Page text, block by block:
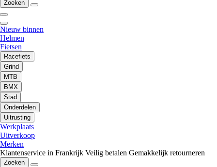
Zoeken
Nieuw binnen
Helmen
Fietsen
Racefiets
Grind
MTB
BMX
Stad
Onderdelen
Uitrusting
Werkplaats
Uitverkoop
Merken
Klantenservice in Frankrijk Veilig betalen Gemakkelijk retourneren
Zoeken